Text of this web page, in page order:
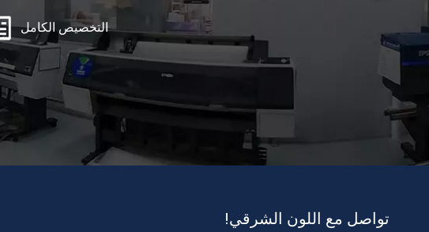
التخصيص الكامل
تواصل مع اللون الشرقي!